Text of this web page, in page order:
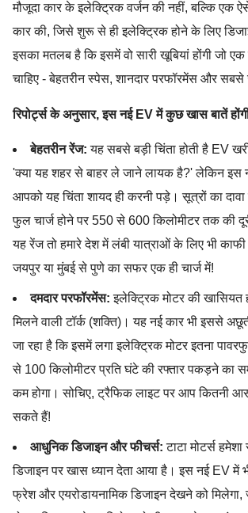
मौजूदा कार के इलेक्ट्रिक वर्जन की नहीं, बल्कि एक
कार की, जिसे शुरू से ही इलेक्ट्रिक होने के लिए
इसका मतलब है कि इसमें वो सारी खूबियां होंगी जो
चाहिए - बेहतरीन स्पेस, शानदार परफॉरमेंस और
रिपोर्ट्स के अनुसार, इस नई EV में कुछ खास बातें
बेहतरीन रेंज: यह सबसे बड़ी चिंता होती है EV
'क्या यह शहर से बाहर ले जाने लायक है?' लेकिन इस
आपको यह चिंता शायद ही करनी पड़े। सूत्रों का
फुल चार्ज होने पर 550 से 600 किलोमीटर तक की
यह रेंज तो हमारे देश में लंबी यात्राओं के लिए भी
जयपुर या मुंबई से पुणे का सफर एक ही चार्ज में!
दमदार परफॉरमेंस: इलेक्ट्रिक मोटर की खासियत
मिलने वाली टॉर्क (शक्ति)। यह नई कार भी इससे
जा रहा है कि इसमें लगा इलेक्ट्रिक मोटर इतना
से 100 किलोमीटर प्रति घंटे की रफ्तार पकड़ने का
कम होगा। सोचिए, ट्रैफिक लाइट पर आप कितनी
सकते हैं!
आधुनिक डिजाइन और फीचर्स: टाटा मोटर्स
डिजाइन पर खास ध्यान देता आया है। इस नई EV में
फ्रेश और एयरोडायनामिक डिजाइन देखने को मिलेगा,